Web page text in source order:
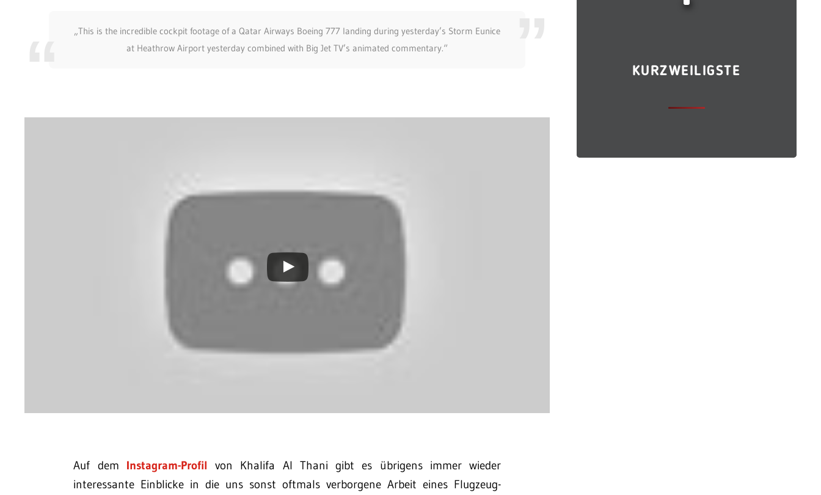
„This is the incredible cockpit footage of a Qatar Airways Boeing 777 landing during yesterday’s Storm Eunice
at Heathrow Airport yesterday combined with Big Jet TV’s animated commentary.“
Auf dem Instagram-Profil von Khalifa Al Thani gibt es übrigens immer wieder
interessante Einblicke in die uns sonst oftmals verborgene Arbeit eines Flugzeug-
KURZWEILIGSTE